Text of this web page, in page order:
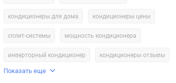
кондиционеры для дома кондиционеры цены
сплит-системы мощность кондиционера
инверторный кондиционер кондиционеры отзывы
Показать еще